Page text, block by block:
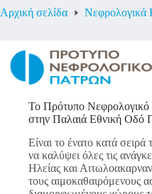
Αρχική σελίδα Νεφρολογικά
Το Πρότυπο Νεφρολογικό
στην Παλαιά Εθνική Οδό
Είναι το ένατο κατά
να καλύψει όλες τις
Ηλείας και
τους αιμοκαθαιρόμενους